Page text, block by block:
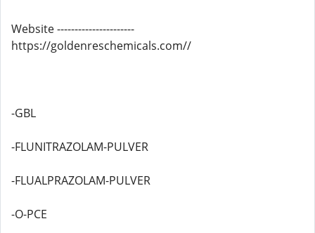
Website ----------------------
https://goldenreschemicals.com//
-GBL
-FLUNITRAZOLAM-PULVER
-FLUALPRAZOLAM-PULVER
-O-PCE